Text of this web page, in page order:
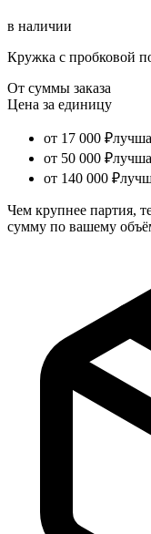
в наличии
Кружка с пробковой
От суммы заказа
Цена за единицу
от 17 000 ₽
от 50 000 ₽
от 140 000 ₽
Чем крупнее партия,
сумму по вашему